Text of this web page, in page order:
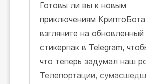
Готовы ли вы к новым
приключениям
взгляните на обновленный
стикерпак в Telegram,
что теперь задумал наш
Телепортации,